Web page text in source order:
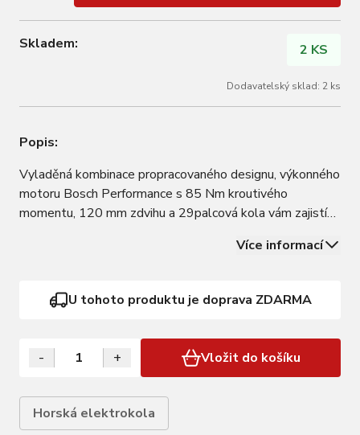
Skladem: 2 KS
Dodavatelský sklad: 2 ks
Popis:
Vyladěná kombinace propracovaného designu, výkonného
motoru Bosch Performance s 85 Nm kroutivého
momentu, 120 mm zdvihu a 29palcová kola vám zajistí
můžete měnit režimy asistence podle toho, jak velkou
Více informací
U tohoto produktu je doprava ZDARMA
- + Vložit do košíku
Horská elektrokola